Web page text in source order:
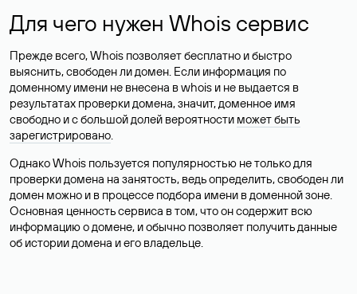
Для чего нужен Whois сервис
Прежде всего, Whois позволяет бесплатно и быстро
выяснить, свободен ли домен. Если информация по
доменному имени не внесена в whois и не выдается в
результатах проверки домена, значит, доменное имя
свободно и с большой долей вероятности может быть
зарегистрировано.
Однако Whois пользуется популярностью не только для
проверки домена на занятость, ведь определить, свободен ли
домен можно и в процессе подбора имени в доменной зоне.
Основная ценность сервиса в том, что он содержит всю
информацию о домене, и обычно позволяет получить данные
об истории домена и его владельце.